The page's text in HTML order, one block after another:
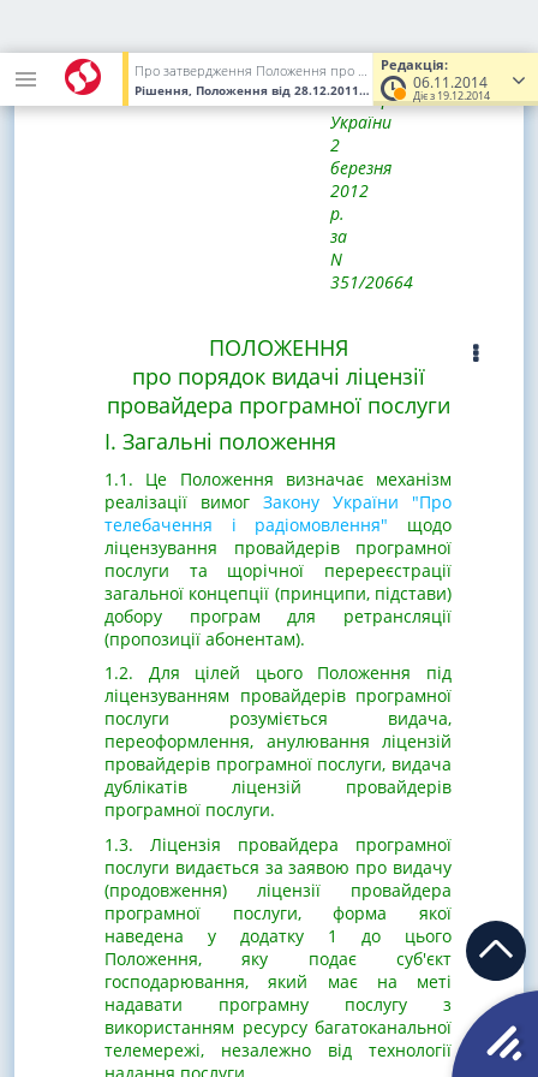
Редакція:
06.11.2014
Діє з 19.12.2014
Про затвердження Положення про порядок видачі ліцензії провайдера програмної послуги
Рішення, Положення від 28.12.2011 № 2979 (Увага! Попередня
в
Міністерстві
юстиції
України
2
березня
2012
р.
за
N
351/20664
ПОЛОЖЕННЯ
про порядок видачі ліцензії
провайдера програмної послуги
I. Загальні положення
1.1. Це Положення визначає механізм
реалізації вимог Закону України "Про
телебачення і радіомовлення"
щодо
ліцензування провайдерів програмної
послуги та щорічної перереєстрації
загальної концепції (принципи, підстави)
добору програм для ретрансляції
(пропозиції абонентам).
1.2. Для цілей цього Положення під
ліцензуванням провайдерів програмної
послуги розуміється видача,
переоформлення, анулювання ліцензій
провайдерів програмної послуги, видача
дублікатів ліцензій провайдерів
програмної послуги.
1.3. Ліцензія провайдера програмної
послуги видається за заявою про видачу
(продовження) ліцензії провайдера
програмної послуги, форма якої
наведена у додатку 1 до цього
Положення, яку подає суб'єкт
господарювання, який має на меті
надавати програмну послугу з
використанням ресурсу багатоканальної
телемережі, незалежно від технології